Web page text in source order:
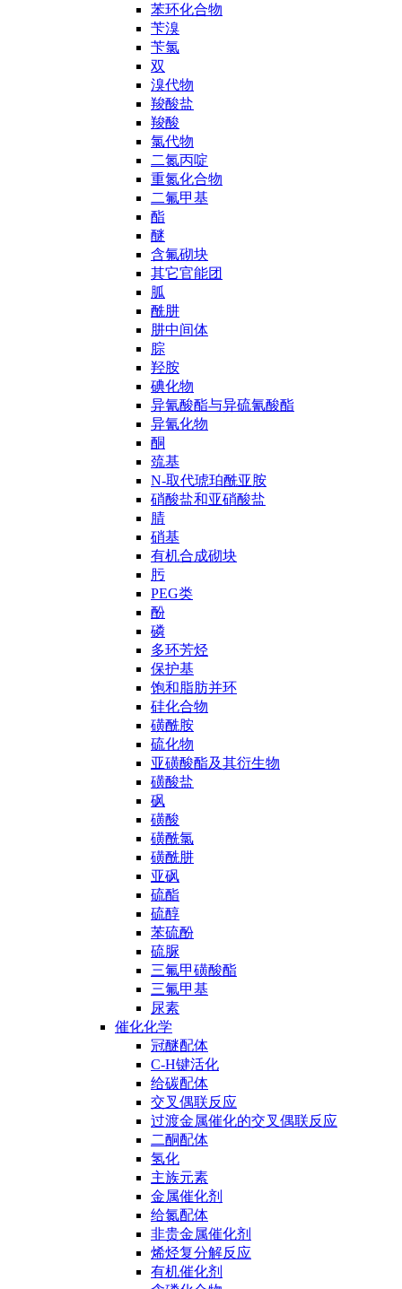
苯环化合物
苄溴
苄氯
双
溴代物
羧酸盐
羧酸
氯代物
二氮丙啶
重氮化合物
二氟甲基
酯
醚
含氟砌块
其它官能团
胍
酰肼
肼中间体
腙
羟胺
碘化物
异氰酸酯与异硫氰酸酯
异氰化物
酮
巯基
N-取代琥珀酰亚胺
硝酸盐和亚硝酸盐
腈
硝基
有机合成砌块
肟
PEG类
酚
磷
多环芳烃
保护基
饱和脂肪并环
硅化合物
磺酰胺
硫化物
亚磺酸酯及其衍生物
磺酸盐
砜
磺酸
磺酰氯
磺酰肼
亚砜
硫酯
硫醇
苯硫酚
硫脲
三氟甲磺酸酯
三氟甲基
尿素
催化化学
冠醚配体
C-H键活化
给碳配体
交叉偶联反应
过渡金属催化的交叉偶联反应
二酮配体
氢化
主族元素
金属催化剂
给氮配体
非贵金属催化剂
烯烃复分解反应
有机催化剂